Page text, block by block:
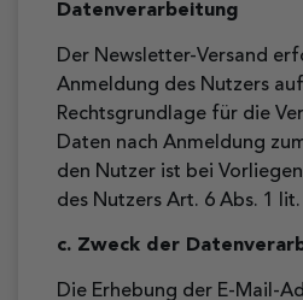
Datenverarbeitung
Der Newsletter-Versand
Anmeldung des Nutzers
Rechtsgrundlage für die
Daten nach Anmeldung
den Nutzer ist bei
des Nutzers Art. 6 Abs. 1 lit.
c. Zweck der
Die Erhebung der E-Mail-